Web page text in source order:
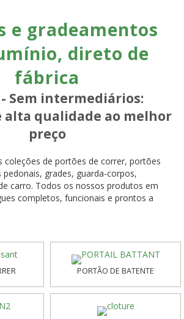
e gradeamentos
direto de
fábrica
- Sem intermediários:
alta qualidade ao melhor
preço
coleções de portões de correr, portões
grades, guarda-corpos,
carro. Todos os nossos produtos em
completos, funcionais e prontos a
PORTÃO DE BATENTE